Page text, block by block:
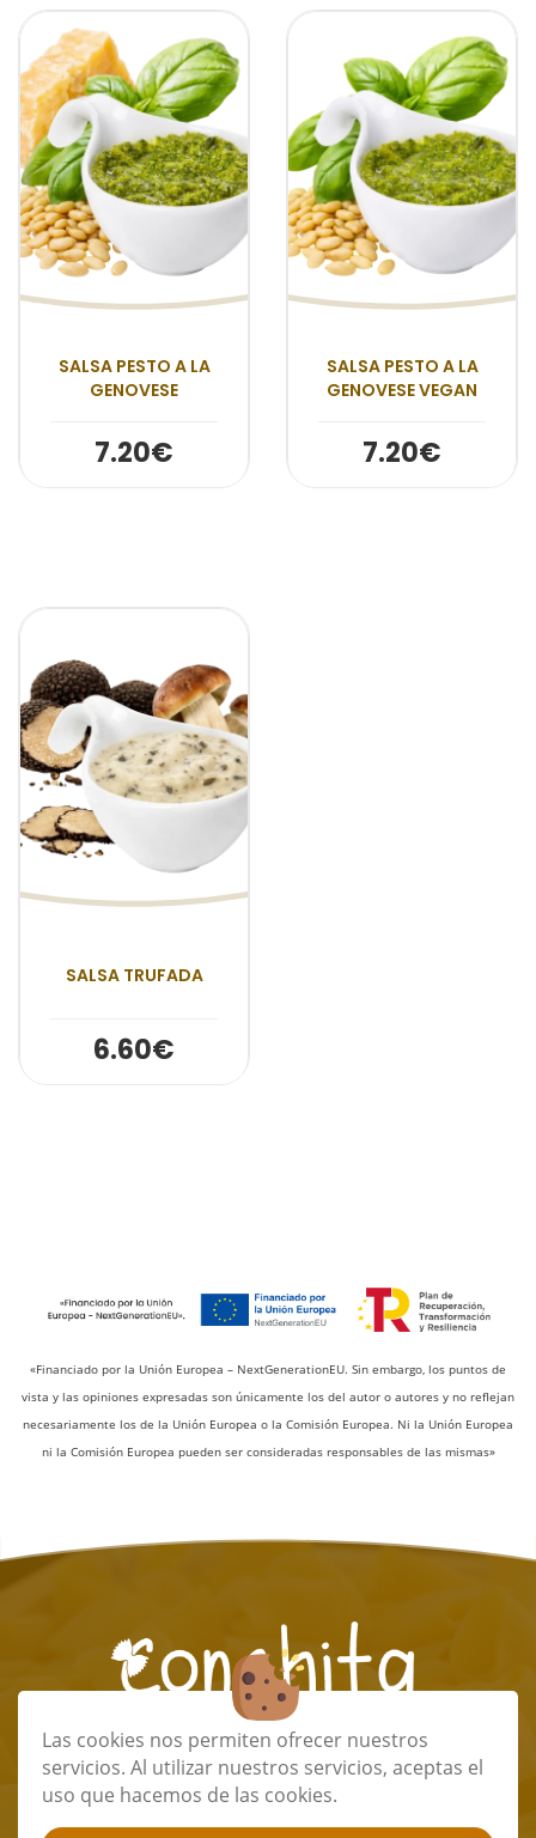
Las cookies nos permiten ofrecer nuestros
servicios. Al utilizar nuestros servicios, aceptas el
uso que hacemos de las cookies.
SALSA PESTO A LA
GENOVESE
7.20€
SALSA PESTO A LA
GENOVESE VEGAN
7.20€
SALSA TRUFADA
6.60€
«Financiado por la Unión Europea – NextGenerationEU. Sin embargo, los puntos de
vista y las opiniones expresadas son únicamente los del autor o autores y no reflejan
necesariamente los de la Unión Europea o la Comisión Europea. Ni la Unión Europea
ni la Comisión Europea pueden ser consideradas responsables de las mismas»
info@conchitapastafresca.com
(+34) 673 32 48 85